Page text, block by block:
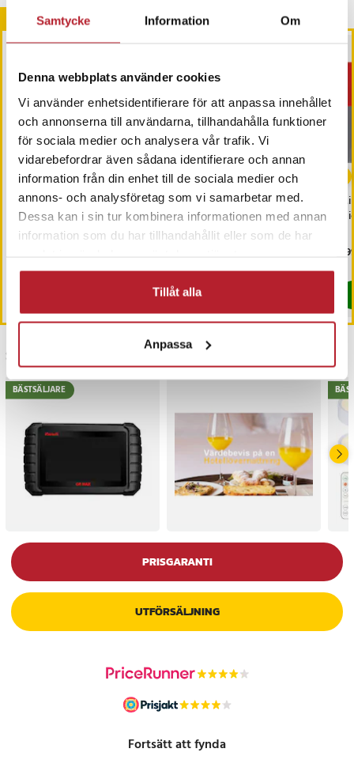
Samtycke Information Om
Denna webbplats använder cookies
Vi använder enhetsidentifierare för att anpassa innehållet
och annonserna till användarna, tillhandahålla funktioner
för sociala medier och analysera vår trafik. Vi
vidarebefordrar även sådana identifierare och annan
information från din enhet till de sociala medier och
annons- och analysföretag som vi samarbetar med.
Dessa kan i sin tur kombinera informationen med annan
information som du har tillhandahållit eller som de har
Tillåt alla
Anpassa
Andra köpte också
Minneskort SanDisk
Extreme microSDXC -
256GB
Kommer i lager 2026-08-14
iCarsoft Mercedes OBDI
38 pin adapter för
bildiagnostik
I lager, levereras inom 1-2 vardagar
Senast besökta
BÄSTSÄLJARE
PRISGARANTI
UTFÖRSÄLJNING
Fortsätt att fynda